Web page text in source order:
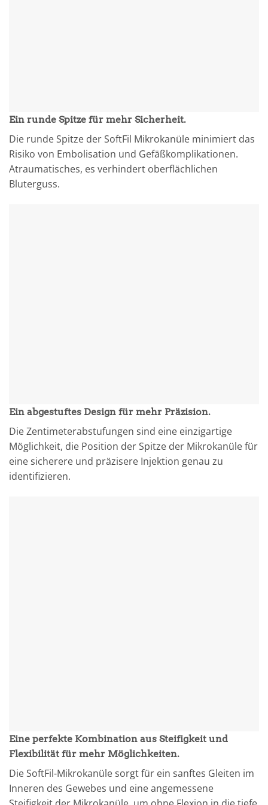
Ein runde Spitze für mehr Sicherheit.
Die runde Spitze der SoftFil Mikrokanüle minimiert das
Risiko von Embolisation und Gefäßkomplikationen.
Atraumatisches, es verhindert oberflächlichen
Bluterguss.
Ein abgestuftes Design für mehr Präzision.
Die Zentimeterabstufungen sind eine einzigartige
Möglichkeit, die Position der Spitze der Mikrokanüle für
eine sicherere und präzisere Injektion genau zu
identifizieren.
Eine perfekte Kombination aus Steifigkeit und
Flexibilität für mehr Möglichkeiten.
Die SoftFil-Mikrokanüle sorgt für ein sanftes Gleiten im
Inneren des Gewebes und eine angemessene